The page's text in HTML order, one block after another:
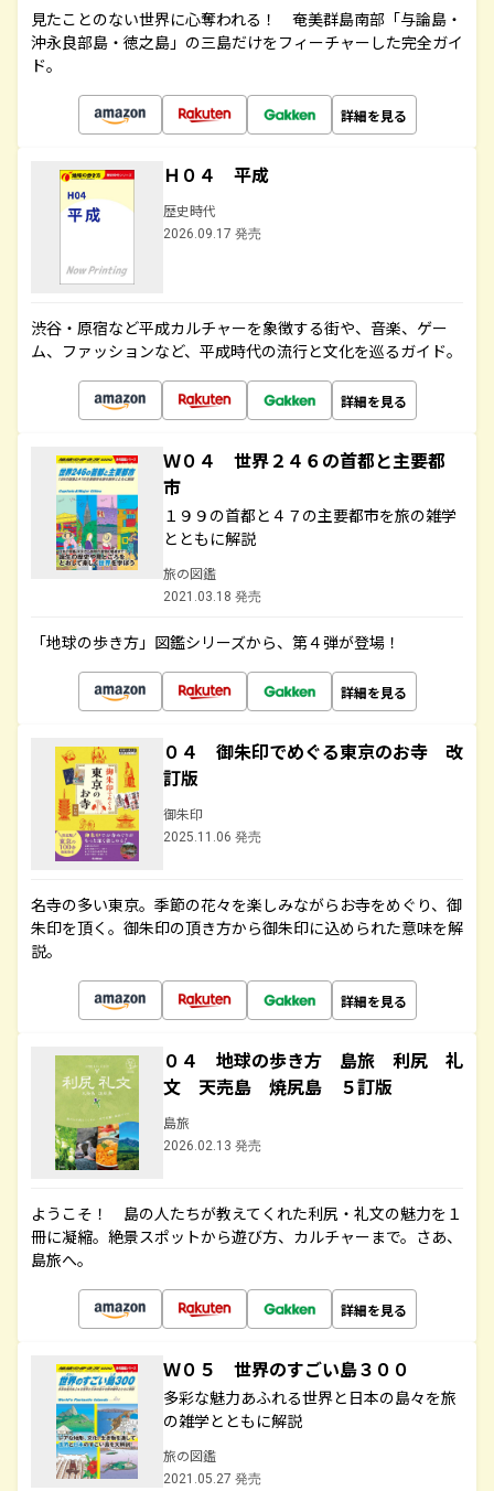
見たことのない世界に心奪われる！ 奄美群島南部「与論島・
沖永良部島・徳之島」の三島だけをフィーチャーした完全ガイ
ド。
詳細を見る
Ｈ０４ 平成
歴史時代
2026.09.17 発売
渋谷・原宿など平成カルチャーを象徴する街や、音楽、ゲー
ム、ファッションなど、平成時代の流行と文化を巡るガイド。
詳細を見る
Ｗ０４ 世界２４６の首都と主要都
市
１９９の首都と４７の主要都市を旅の雑学
とともに解説
旅の図鑑
2021.03.18 発売
「地球の歩き方」図鑑シリーズから、第４弾が登場！
詳細を見る
０４ 御朱印でめぐる東京のお寺 改
訂版
御朱印
2025.11.06 発売
名寺の多い東京。季節の花々を楽しみながらお寺をめぐり、御
朱印を頂く。御朱印の頂き方から御朱印に込められた意味を解
説。
詳細を見る
０４ 地球の歩き方 島旅 利尻 礼
文 天売島 焼尻島 ５訂版
島旅
2026.02.13 発売
ようこそ！ 島の人たちが教えてくれた利尻・礼文の魅力を１
冊に凝縮。絶景スポットから遊び方、カルチャーまで。さあ、
島旅へ。
詳細を見る
Ｗ０５ 世界のすごい島３００
多彩な魅力あふれる世界と日本の島々を旅
の雑学とともに解説
旅の図鑑
2021.05.27 発売